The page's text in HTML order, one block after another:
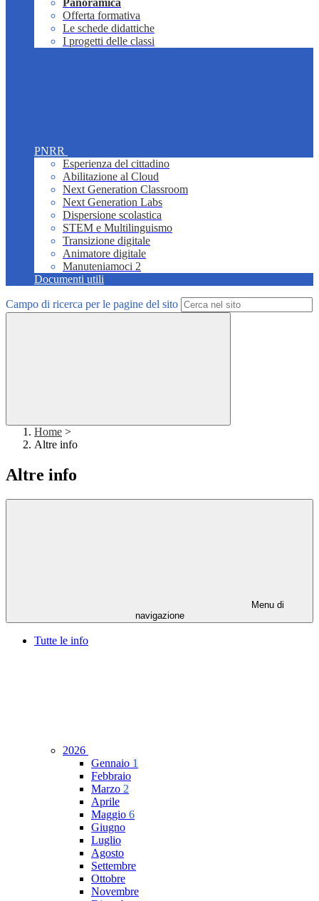
Panoramica
Offerta formativa
Le schede didattiche
I progetti delle classi
PNRR
Esperienza del cittadino
Abilitazione al Cloud
Next Generation Classroom
Next Generation Labs
Dispersione scolastica
STEM e Multilinguismo
Transizione digitale
Animatore digitale
Manuteniamoci 2
Documenti utili
Campo di ricerca per le pagine del sito
Home >
Altre info
Altre info
Menu di
navigazione
Tutte le info
2026
Gennaio 1
Febbraio
Marzo 2
Aprile
Maggio 6
Giugno
Luglio
Agosto
Settembre
Ottobre
Novembre